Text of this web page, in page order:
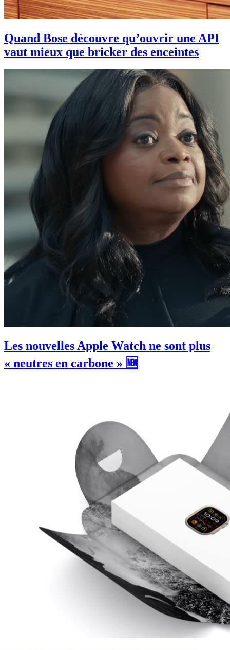
Quand Bose découvre qu’ouvrir une API
vaut mieux que bricker des enceintes
Les nouvelles Apple Watch ne sont plus
« neutres en carbone » 🆕